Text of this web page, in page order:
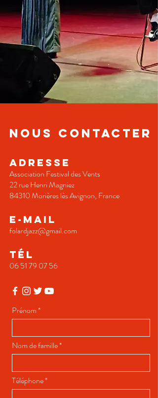
nous CONTACTer
ADRESSe
Association Festival des Vents
22 rue Henri Magniez
84310 Morières lès Avignon, France
E-MAIL
folardjazz@gmail.com
TÉL
06 51 79 07 56
Prénom
Nom de famille
Téléphone